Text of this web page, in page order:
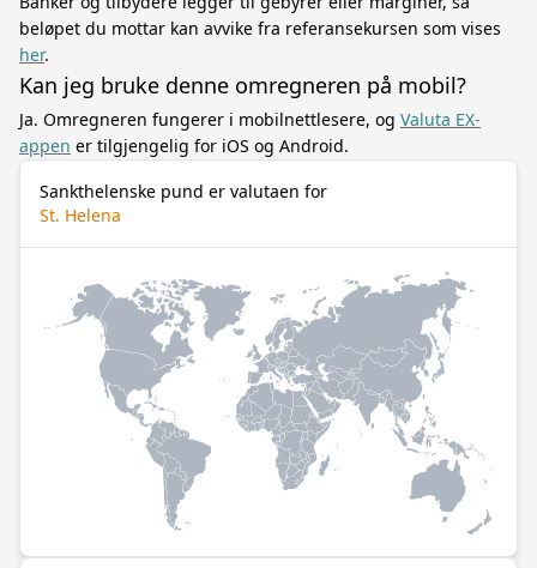
beløpet du mottar kan avvike fra referansekursen som vises
her.
Kan jeg bruke denne omregneren på mobil?
Ja. Omregneren fungerer i mobilnettlesere, og Valuta EX-
appen er tilgjengelig for iOS og Android.
Sankthelenske pund er valutaen for
St. Helena